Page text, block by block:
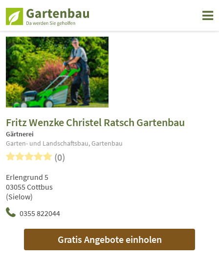
Fritz Wenzke Christel Ratsch Gartenbau
Gärtnerei
Garten- und Landschaftsbau, Gartenbau
(0)
0355 822044
Erlengrund 5
03055 Cottbus
(Sielow)
Gratis Angebote einholen